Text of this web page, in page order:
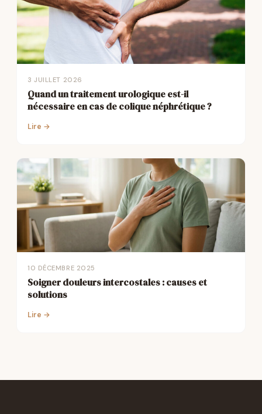
3 JUILLET 2026
Quand un traitement urologique est-il
nécessaire en cas de colique néphrétique ?
Lire →
10 DÉCEMBRE 2025
Soigner douleurs intercostales : causes et
solutions
Lire →